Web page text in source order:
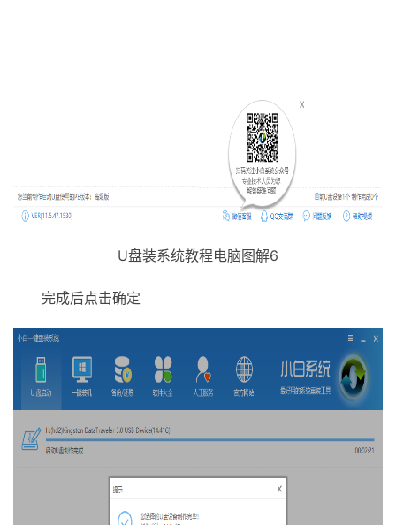
U盘装系统教程电脑图解6
完成后点击确定